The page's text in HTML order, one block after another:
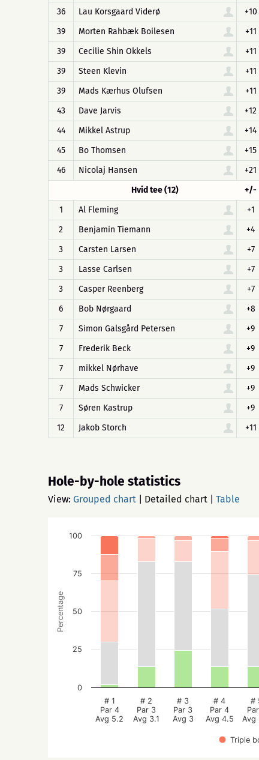
36
Lau Korsgaard Viderø +10
39
Morten Rahbæk Boilesen +11
39
Cecilie Shin Okkels +11
39
Steen Klevin +11
39
Mads Kærhus Olufsen +11
43
Dave Jarvis +12
44
Mikkel Astrup +14
45
Bo Thomsen +15
46
Nicolaj Hansen +21
Hvid tee (12)
+/-
1
Al Fleming +1
2
Benjamin Tiemann +4
3
Carsten Larsen +7
3
Lasse Carlsen +7
3
Casper Reenberg +7
6
Bob Nørgaard +8
7
Simon Galsgård Petersen +9
7
Frederik Beck +9
7
mikkel Nørhave +9
7
Mads Schwicker +9
7
Søren Kastrup +9
12
Jakob Storch +11
Hole-by-hole statistics
View: Grouped chart Detailed chart Table
Percentage
Triple
# 1
Par 4
Avg 5.2
# 2
Par 3
Avg 3.1
# 3
Par 3
Avg 3
# 4
Par 4
Avg 4.5
#
Avg
0
25
50
75
100